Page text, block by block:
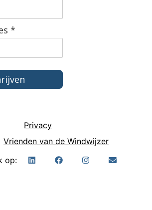
*
Privacy
Vrienden van de Windwijzer
op: